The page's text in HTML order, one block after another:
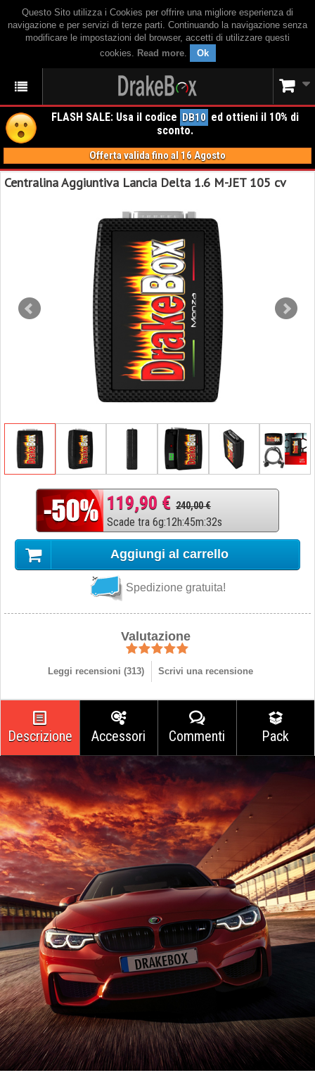
Questo Sito utilizza i Cookies per offrire una migliore esperienza di
navigazione e per servizi di terze parti. Continuando la navigazione senza
modificare le impostazioni del browser, accetti di utilizzare questi
cookies. Read more. Ok
FLASH SALE: Usa il codice DB10 ed ottieni il 10% di
sconto.
Offerta valida fino al 16 Agosto
Centralina Aggiuntiva Lancia Delta 1.6 M-JET 105 cv
119,90 € 240,00 €
Scade tra 6g:12h:45m:32s
Aggiungi al carrello
Spedizione gratuita!
Valutazione
Leggi recensioni (313) Scrivi una recensione
Descrizione Accessori Commenti Pack